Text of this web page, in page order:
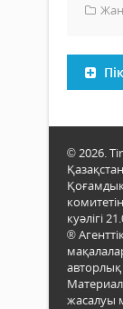
© 2026.
куәлігі
®
авторлық
жасалуы